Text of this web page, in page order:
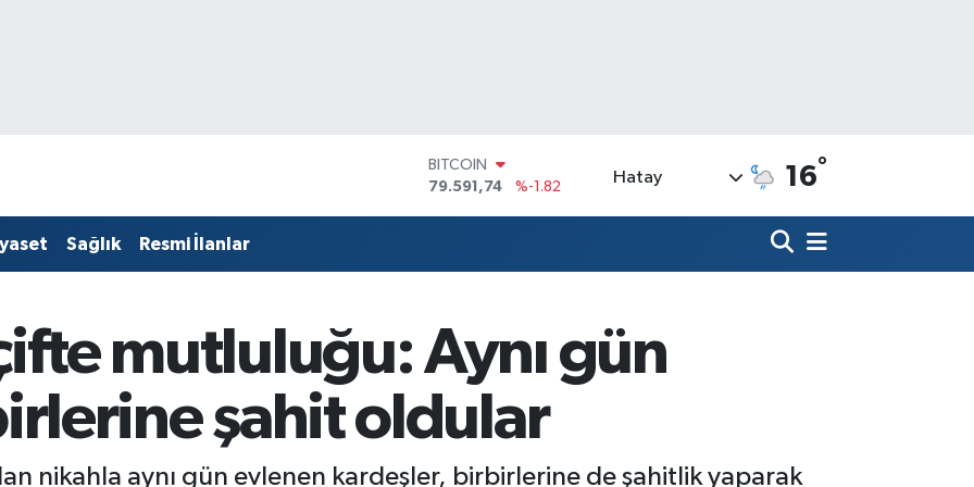
DOLAR
45,43620
%0.02
61,60380
%0.18
BİST100
14.598,00
BITCOIN
79.591,74
%-1.82
Hatay 16°
Sağlık Resmi İlanlar
mutluluğu: Aynı gün
şahit oldular
nikahla aynı gün evlenen kardeşler, birbirlerine de şahitlik yaparak